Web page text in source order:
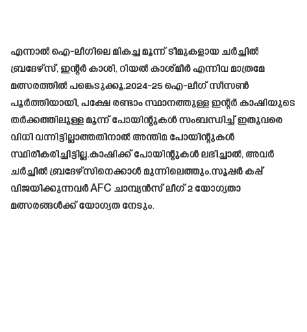
എന്നാൽ ഐ-ലീഗിലെ മികച്ച മൂന്ന് ടീമുകളായ ചർച്ചിൽ
ബ്രദേഴ്‌സ്, ഇന്റർ കാശി, റിയൽ കാശ്മീർ എന്നിവ മാത്രമേ
മത്സരത്തിൽ പങ്കെടുക്കൂ.2024-25 ഐ-ലീഗ് സീസൺ
പൂർത്തിയായി, പക്ഷേ രണ്ടാം സ്ഥാനത്തുള്ള ഇന്റർ കാഷിയുടെ
തർക്കത്തിലുള്ള മൂന്ന് പോയിന്റുകൾ സംബന്ധിച്ച് ഇതുവരെ
വിധി വന്നിട്ടില്ലാത്തതിനാൽ അന്തിമ പോയിന്റുകൾ
സ്ഥിരീകരിച്ചിട്ടില്ല.കാഷിക്ക് പോയിന്റുകൾ ലഭിച്ചാൽ, അവർ
ചർച്ചിൽ ബ്രദേഴ്‌സിനെക്കാൾ മുന്നിലെത്തും.സൂപ്പർ കപ്പ്
വിജയിക്കുന്നവർ AFC ചാമ്പ്യൻസ് ലീഗ് 2 യോഗ്യതാ
മത്സരങ്ങൾക്ക് യോഗ്യത നേടും.